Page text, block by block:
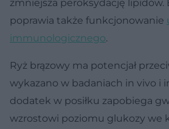
zmniejsza peroksydację lipidów.
poprawia także funkcjonowanie
immunologicznego.
Ryż brązowy ma potencjał
wykazano w badaniach in vivo i
dodatek w posiłku zapobiega
wzrostowi poziomu glukozy we